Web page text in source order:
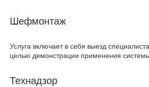
Шефмонтаж
Услуга включает в себя выезд
целью демонстрации применения
Технадзор